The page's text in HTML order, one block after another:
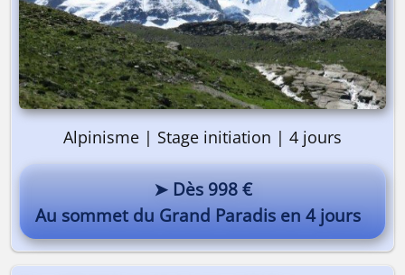
Alpinisme | Stage initiation | 4 jours
➤ Dès 998 €
Au sommet du Grand Paradis en 4 jours